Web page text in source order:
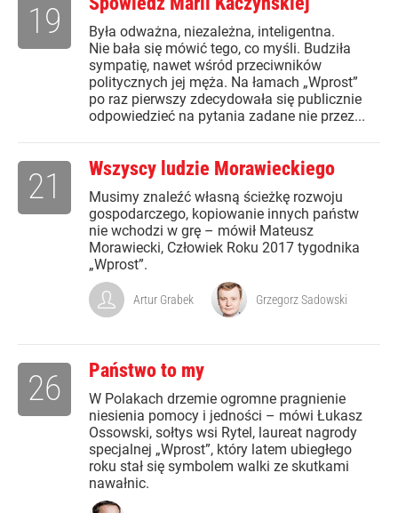
Była odważna, niezależna, inteligentna.
Nie bała się mówić tego, co myśli. Budziła
sympatię, nawet wśród przeciwników
politycznych jej męża. Na łamach „Wprost”
po raz pierwszy zdecydowała się publicznie
odpowiedzieć na pytania zadane nie przez...
19
Wszyscy ludzie Morawieckiego
Musimy znaleźć własną ścieżkę rozwoju
gospodarczego, kopiowanie innych państw
nie wchodzi w grę – mówił Mateusz
Morawiecki, Człowiek Roku 2017 tygodnika
„Wprost”.
21
Artur Grabek Grzegorz Sadowski
Państwo to my
W Polakach drzemie ogromne pragnienie
niesienia pomocy i jedności – mówi Łukasz
Ossowski, sołtys wsi Rytel, laureat nagrody
specjalnej „Wprost”, który latem ubiegłego
roku stał się symbolem walki ze skutkami
nawałnic.
26